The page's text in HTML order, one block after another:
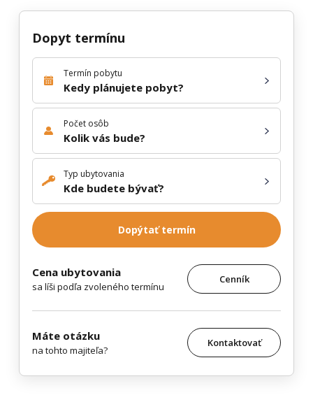
Dopyt termínu
Termín pobytu
Kedy plánujete pobyt?
Počet osôb
Kolik vás bude?
Typ ubytovania
Kde budete bývať?
Dopýtať termín
Cena ubytovania
sa líši podľa zvoleného termínu
Cenník
Máte otázku
na tohto majiteľa?
Kontaktovať